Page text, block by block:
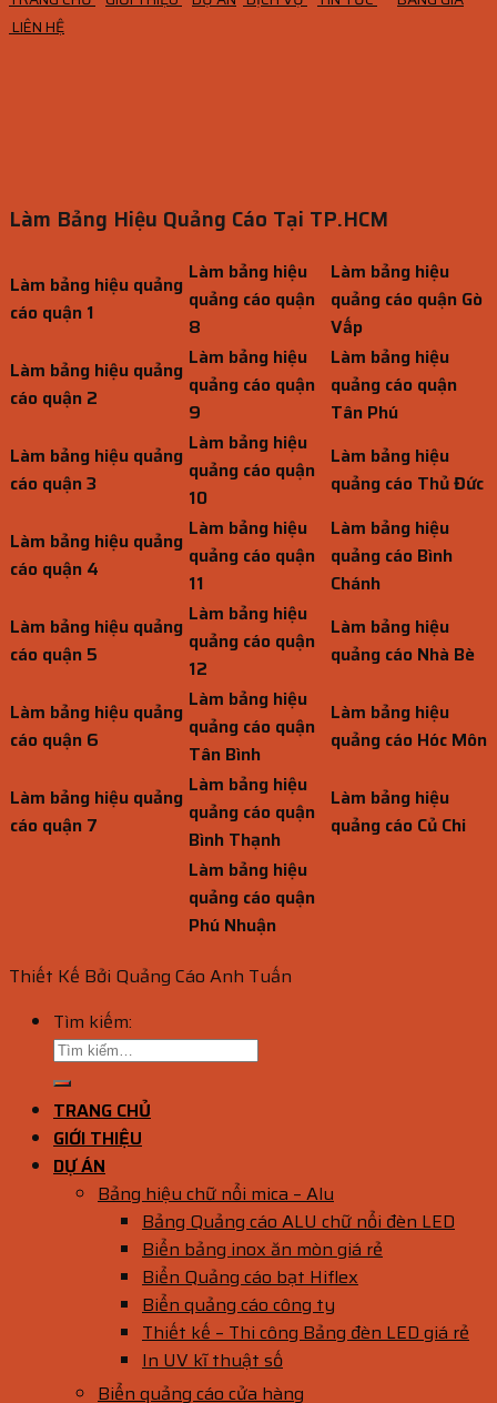
LIÊN HỆ
Làm Bảng Hiệu Quảng Cáo Tại TP.HCM
Làm bảng hiệu quảng
cáo quận 1
Làm bảng hiệu
quảng cáo quận
8
Làm bảng hiệu
quảng cáo quận Gò
Vấp
Làm bảng hiệu quảng
cáo quận 2
Làm bảng hiệu
quảng cáo quận
9
Làm bảng hiệu
quảng cáo quận
Tân Phú
Làm bảng hiệu quảng
cáo quận 3
Làm bảng hiệu
quảng cáo quận
10
Làm bảng hiệu
quảng cáo Thủ Đức
Làm bảng hiệu quảng
cáo quận 4
Làm bảng hiệu
quảng cáo quận
11
Làm bảng hiệu
quảng cáo Bình
Chánh
Làm bảng hiệu quảng
cáo quận 5
Làm bảng hiệu
quảng cáo quận
12
Làm bảng hiệu
quảng cáo Nhà Bè
Làm bảng hiệu quảng
cáo quận 6
Làm bảng hiệu
quảng cáo quận
Tân Bình
Làm bảng hiệu
quảng cáo Hóc Môn
Làm bảng hiệu quảng
cáo quận 7
Làm bảng hiệu
quảng cáo quận
Bình Thạnh
Làm bảng hiệu
quảng cáo Củ Chi
Làm bảng hiệu
quảng cáo quận
Phú Nhuận
Thiết Kế Bởi Quảng Cáo Anh Tuấn
Tìm kiếm:
TRANG CHỦ
GIỚI THIỆU
DỰ ÁN
Bảng hiệu chữ nổi mica – Alu
Bảng Quảng cáo ALU chữ nổi đèn LED
Biển bảng inox ăn mòn giá rẻ
Biển Quảng cáo bạt Hiflex
Biển quảng cáo công ty
Thiết kế – Thi công Bảng đèn LED giá rẻ
In UV kĩ thuật số
Biển quảng cáo cửa hàng